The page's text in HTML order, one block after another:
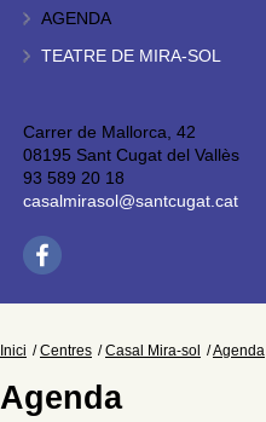
AGENDA
TEATRE DE MIRA-SOL
Carrer de Mallorca, 42
08195 Sant Cugat del Vallès
93 589 20 18
casalmirasol@santcugat.cat
Inici Centres Casal Mira-sol Agenda
Agenda